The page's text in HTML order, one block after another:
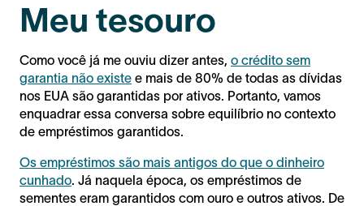
Meu tesouro
Como você já me ouviu dizer antes, o crédito sem
garantia não existe e mais de 80% de todas as dívidas
nos EUA são garantidas por ativos. Portanto, vamos
enquadrar essa conversa sobre equilíbrio no contexto
de empréstimos garantidos.
Os empréstimos são mais antigos do que o dinheiro
cunhado . Já naquela época, os empréstimos de
sementes eram garantidos com ouro e outros ativos. De